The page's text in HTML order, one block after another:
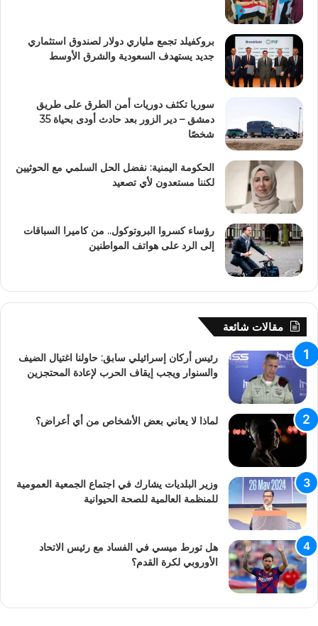
بروكفيلد تجمع ملياري دولار لصندوق استثماري
جديد يستهدف السعودية والشرق الأوسط
سوريا تكثف دوريات أمن الطرق على طريق
دمشق – دير الزور بعد حادث أودى بحياة 35
شخصًا
الحكومة اليمنية: نفضل الحل السلمي مع الحوثيين
لكننا مستعدون لأي تصعيد
رؤساء كسروا البروتوكول.. من كاميرا السباقات
إلى الرد على هواتف المواطنين
مقالات شائعة
رئيس أركان إسرائيلي سابق: حاولنا اغتيال الضيف
والسنوار ويجب إيقاف الحرب لإعادة المحتجزين
لماذا لا يعاني بعض الأشخاص من أي أعراض؟
وزير البلديات يشارك في اجتماع الجمعية العمومية
للمنظمة العالمية للصحة الحيوانية
هل تورط ميسي في الفساد مع رئيس الاتحاد
الأوروبي لكرة القدم؟